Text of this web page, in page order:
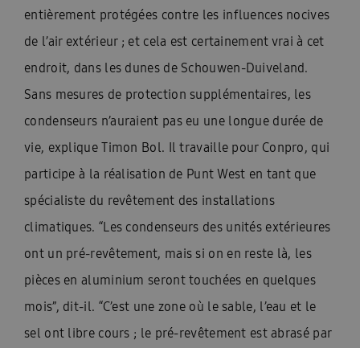
entièrement protégées contre les influences nocives
de l’air extérieur ; et cela est certainement vrai à cet
endroit, dans les dunes de Schouwen-Duiveland.
Sans mesures de protection supplémentaires, les
condenseurs n’auraient pas eu une longue durée de
vie, explique Timon Bol. Il travaille pour Conpro, qui
participe à la réalisation de Punt West en tant que
spécialiste du revêtement des installations
climatiques. “Les condenseurs des unités extérieures
ont un pré-revêtement, mais si on en reste là, les
pièces en aluminium seront touchées en quelques
mois”, dit-il. “C’est une zone où le sable, l’eau et le
sel ont libre cours ; le pré-revêtement est abrasé par